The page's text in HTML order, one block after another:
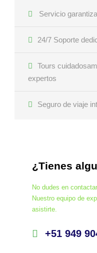
Servicio
24/7 Soporte
Tours
expertos
Seguro de viaje
¿Tienes
No dudes en
Nuestro equipo de
asistirte.
+51 949